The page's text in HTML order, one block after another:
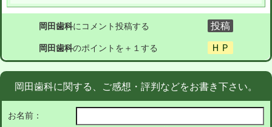
岡田歯科にコメント投稿する
岡田歯科のポイントを＋１する
岡田歯科に関する、ご感想・評判などをお書き下さい。
お名前：